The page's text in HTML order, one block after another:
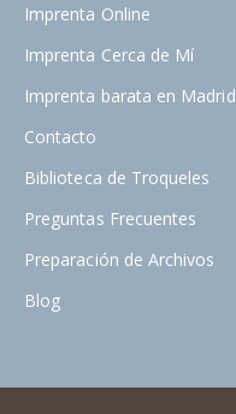
Imprenta Online
Imprenta Cerca de Mí
Imprenta barata en Madrid
Contacto
Biblioteca de Troqueles
Preguntas Frecuentes
Preparación de Archivos
Blog